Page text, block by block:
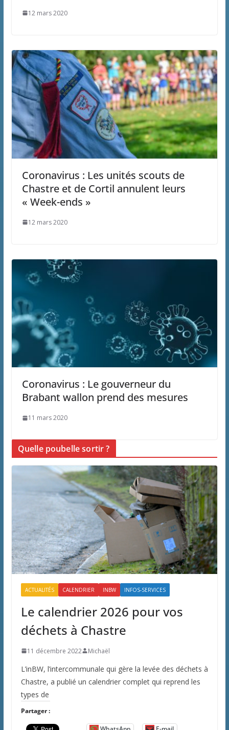
12 mars 2020
Coronavirus : Les unités scouts de
Chastre et de Cortil annulent leurs
« Week-ends »
12 mars 2020
Coronavirus : Le gouverneur du
Brabant wallon prend des mesures
11 mars 2020
Quelle poubelle sortir ?
ACTUALITÉS CALENDRIER INBW INFOS-SERVICES
Le calendrier 2026 pour vos
déchets à Chastre
11 décembre 2022 Michaël
L’inBW, l’intercommunale qui gère la levée des déchets à
Chastre, a publié un calendrier complet qui reprend les
types de
Partager :